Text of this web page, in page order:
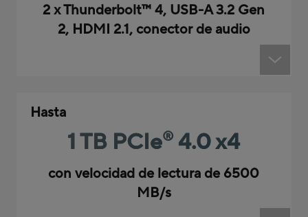
2 x Thunderbolt™4, USB-A 3.2 Gen
2, HDMI 2.1, conector de audio
Hasta
1 TB PCIe® 4.0 x4
con velocidad de lectura de 6500
MB/s